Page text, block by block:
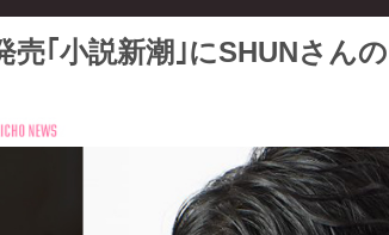
売｢小説新潮｣にSHUNさん